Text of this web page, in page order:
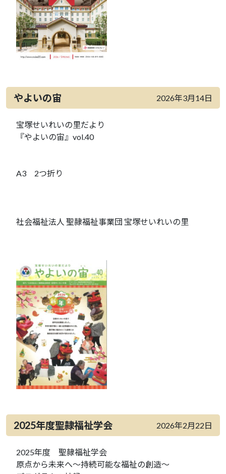
やよいの宙 2026年3月14日
宝塚せいれいの里だより
『やよいの宙』vol.40
A3 2つ折り
社会福祉法人 聖隷福祉事業団 宝塚せいれいの里
2025年度聖隷福祉学会 2026年2月22日
2025年度 聖隷福祉学会
原点から未来へ～持続可能な福祉の創造～